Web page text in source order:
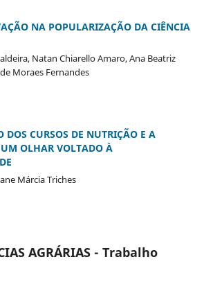
NA POPULARIZAÇÃO DA CIÊNCIA
Natan Chiarello Amaro, Ana Beatriz
Moraes Fernandes
DOS CURSOS DE NUTRIÇÃO E A
UM OLHAR VOLTADO À
Márcia Triches
AGRÁRIAS - Trabalho